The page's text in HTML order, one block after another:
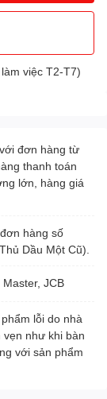
việc T2-T7)
đơn hàng từ
thanh toán
lớn, hàng giá
hàng số
Dầu Một Cũ).
JCB
lỗi do nhà
như khi bàn
với sản phẩm